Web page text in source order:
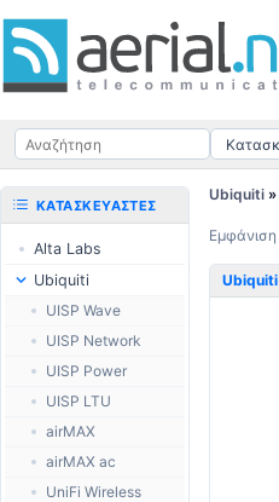
Ubiquiti »
Εμφάνιση
Ubiquiti
ΚΑΤΑΣΚΕΥΑΣΤΈΣ
Alta Labs
Ubiquiti
UISP Wave
UISP Network
UISP Power
UISP LTU
airMAX
airMAX ac
UniFi Wireless